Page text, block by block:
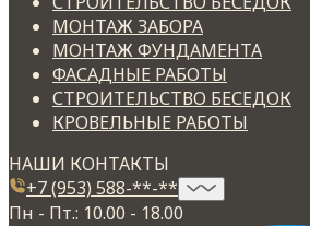
МОНТАЖ ЗАБОРА
МОНТАЖ ФУНДАМЕНТА
ФАСАДНЫЕ РАБОТЫ
СТРОИТЕЛЬСТВО БЕСЕДОК
КРОВЕЛЬНЫЕ РАБОТЫ
НАШИ КОНТАКТЫ
+7 (953) 588-**-**
Пн - Пт.: 10.00 - 18.00